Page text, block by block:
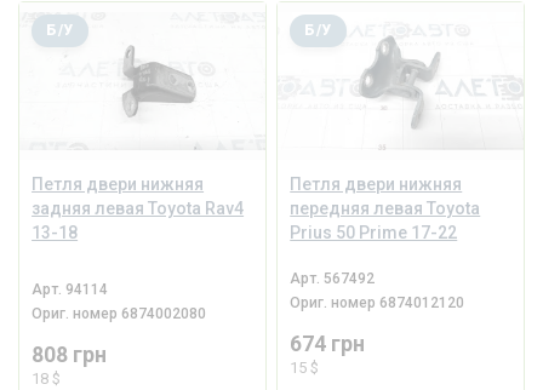
Петля двери нижняя
задняя левая Toyota Rav4
13-18
Б/У
Арт. 94114
Ориг. номер 6874002080
808 грн
18 $
Петля двери нижняя
передняя левая Toyota
Prius 50 Prime 17-22
Б/У
Арт. 567492
Ориг. номер 6874012120
674 грн
15 $